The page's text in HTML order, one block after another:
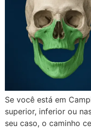
Se você está em
superior, inferior ou
seu caso, o caminho